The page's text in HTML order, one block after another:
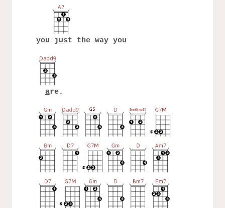
you just the way you
are.